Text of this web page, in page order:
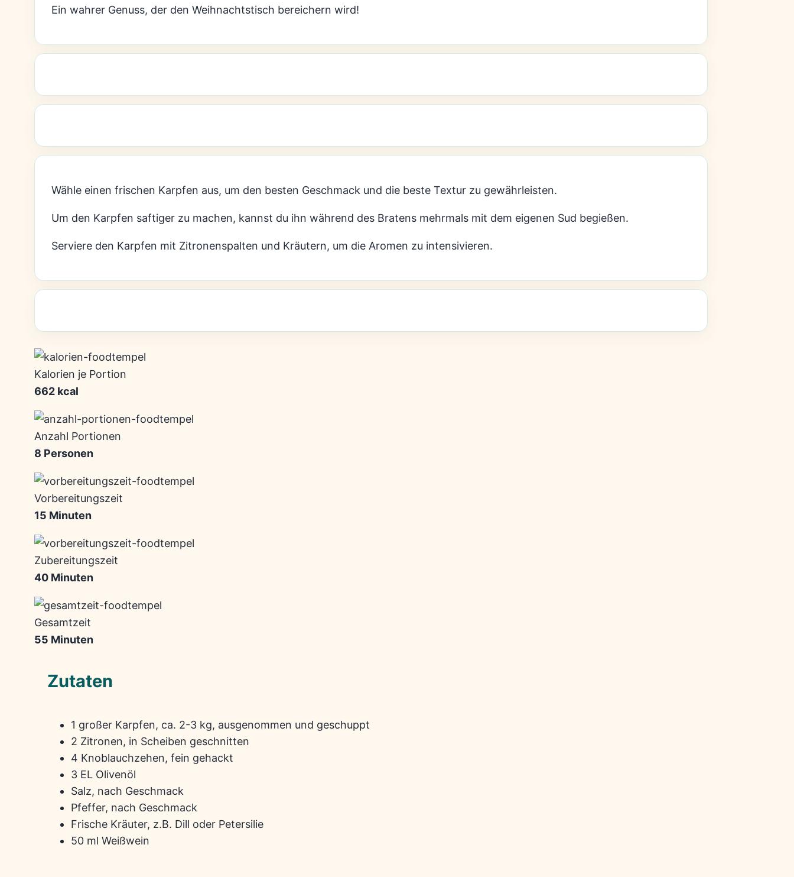
Ein wahrer Genuss, der den Weihnachtstisch bereichern wird!
Wähle einen frischen Karpfen aus, um den besten Geschmack und die beste Textur zu gewährleisten.
Um den Karpfen saftiger zu machen, kannst du ihn während des Bratens mehrmals mit dem eigenen Sud begießen.
Serviere den Karpfen mit Zitronenspalten und Kräutern, um die Aromen zu intensivieren.
Kalorien je Portion
662 kcal
Anzahl Portionen
8 Personen
Vorbereitungszeit
15 Minuten
Zubereitungszeit
40 Minuten
Gesamtzeit
55 Minuten
Zutaten
1 großer Karpfen, ca. 2-3 kg, ausgenommen und geschuppt
2 Zitronen, in Scheiben geschnitten
4 Knoblauchzehen, fein gehackt
3 EL Olivenöl
Salz, nach Geschmack
Pfeffer, nach Geschmack
Frische Kräuter, z.B. Dill oder Petersilie
50 ml Weißwein